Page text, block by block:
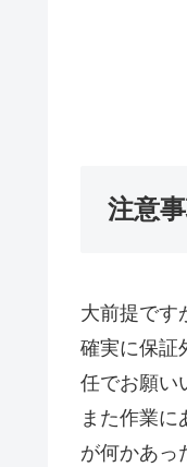
注意
大前提です
確実に保証
任でお願い
また作業
が何かあっ